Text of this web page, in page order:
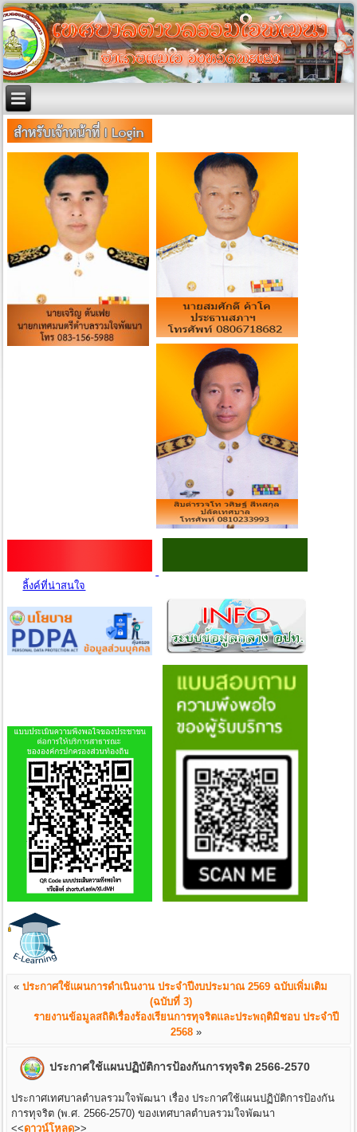
ลิ้งค์ที่น่าสนใจ
«ประกาศใช้แผนการดำเนินงาน ประจำปีงบประมาณ 2569 ฉบับเพิ่มเติม
(ฉบับที่ 3)
รายงานข้อมูลสถิติเรื่องร้องเรียนการทุจริตและประพฤติมิชอบ ประจำปี
2568 »
ประกาศใช้แผนปฏิบัติการป้องกันการทุจริต 2566-2570
ประกาศเทศบาลตำบลรวมใจพัฒนา เรื่อง ประกาศใช้แผนปฏิบัติการป้องกัน
การทุจริต (พ.ศ. 2566-2570) ของเทศบาลตำบลรวมใจพัฒนา
<<ดาวน์โหลด>>